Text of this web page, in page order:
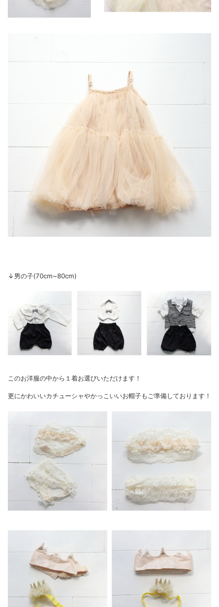
↓男の子(70cm~80cm)
このお洋服の中から１着お選びいただけます！
更にかわいいカチューシャやかっこいいお帽子もご準備しております！